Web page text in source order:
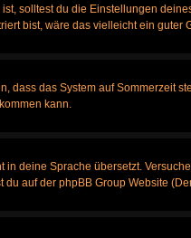
solltest du die Einstellungen
bist, wäre das vielleicht ein guter
das System auf Sommerzeit
kann.
deine Sprache übersetzt.
auf der phpBB Group Website